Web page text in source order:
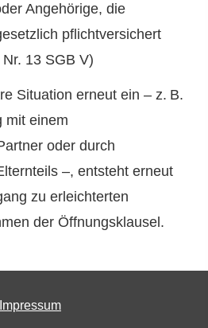
Angehörige, die
pflichtversichert
13 SGB V)
Situation erneut ein – z. B.
mit einem
oder durch
–, entsteht erneut
zu erleichterten
der Öffnungsklausel.
Impressum